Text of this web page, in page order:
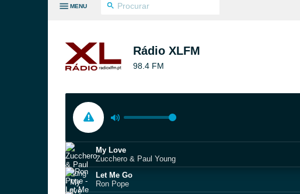
MENU
Rádio XLFM
98.4 FM
My Love
Zucchero & Paul Young
Let Me Go
Ron Pope